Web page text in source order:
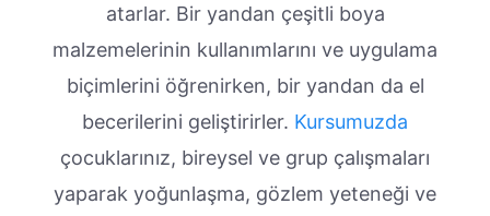
atarlar. Bir yandan çeşitli boya
malzemelerinin kullanımlarını ve uygulama
biçimlerini öğrenirken, bir yandan da el
becerilerini geliştirirler. Kursumuzda
çocuklarınız, bireysel ve grup çalışmaları
yaparak yoğunlaşma, gözlem yeteneği ve